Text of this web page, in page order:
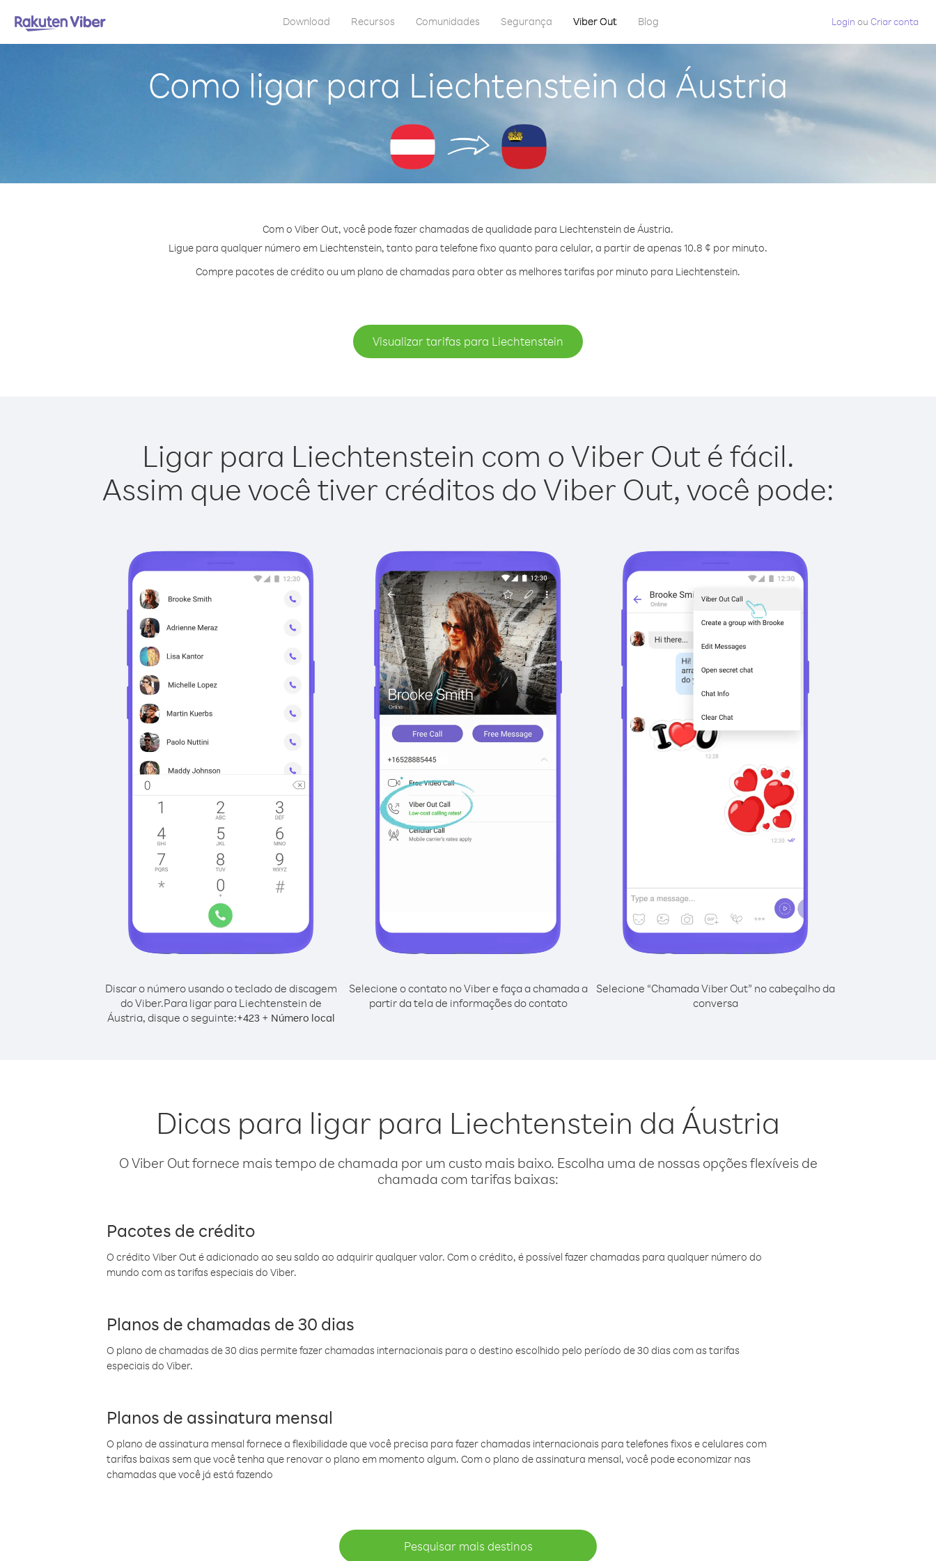
Download Recursos Comunidades Segurança Viber Out Blog Login ou Criar conta
Como ligar para Liechtenstein da Áustria
Com o Viber Out, você pode fazer chamadas de qualidade para Liechtenstein de Áustria.
Ligue para qualquer número em Liechtenstein, tanto para telefone fixo quanto para celular, a partir de apenas 10.8 ¢ por minuto.
Compre pacotes de crédito ou um plano de chamadas para obter as melhores tarifas por minuto para Liechtenstein.
Visualizar tarifas para Liechtenstein
Ligar para Liechtenstein com o Viber Out é fácil.
Assim que você tiver créditos do Viber Out, você pode:
Discar o número usando o teclado de discagem
do Viber.Para ligar para Liechtenstein de
Áustria, disque o seguinte:+423+ Número local
Selecione o contato no Viber e faça a chamada a
partir da tela de informações do contato
Selecione “Chamada Viber Out” no cabeçalho da
conversa
Dicas para ligar para Liechtenstein da Áustria
O Viber Out fornece mais tempo de chamada por um custo mais baixo. Escolha uma de nossas opções flexíveis de
chamada com tarifas baixas:
Pacotes de crédito
O crédito Viber Out é adicionado ao seu saldo ao adquirir qualquer valor. Com o crédito, é possível fazer chamadas para qualquer número do
mundo com as tarifas especiais do Viber.
Planos de chamadas de 30 dias
O plano de chamadas de 30 dias permite fazer chamadas internacionais para o destino escolhido pelo período de 30 dias com as tarifas
especiais do Viber.
Planos de assinatura mensal
O plano de assinatura mensal fornece a flexibilidade que você precisa para fazer chamadas internacionais para telefones fixos e celulares com
tarifas baixas sem que você tenha que renovar o plano em momento algum. Com o plano de assinatura mensal, você pode economizar nas
chamadas que você já está fazendo
Pesquisar mais destinos